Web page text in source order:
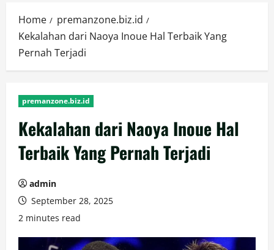
Home
premanzone.biz.id
Kekalahan dari Naoya Inoue Hal Terbaik Yang
Pernah Terjadi
premanzone.biz.id
Kekalahan dari Naoya Inoue Hal
Terbaik Yang Pernah Terjadi
admin
September 28, 2025
2 minutes read